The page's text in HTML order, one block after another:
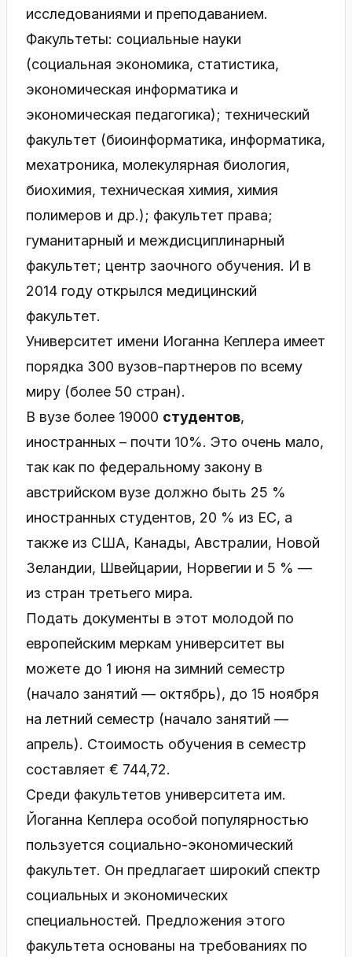
исследованиями и преподаванием.
Факультеты: социальные науки
(социальная экономика, статистика,
экономическая информатика и
экономическая педагогика); технический
факультет (биоинформатика, информатика,
мехатроника, молекулярная биология,
биохимия, техническая химия, химия
полимеров и др.); факультет права;
гуманитарный и междисциплинарный
факультет; центр заочного обучения. И в
2014 году открылся медицинский
факультет.
Университет имени Иоганна Кеплера имеет
порядка 300 вузов-партнеров по всему
миру (более 50 стран).
В вузе более 19000 студентов,
иностранных – почти 10%. Это очень мало,
так как по федеральному закону в
австрийском вузе должно быть 25 %
иностранных студентов, 20 % из ЕС, а
также из США, Канады, Австралии, Новой
Зеландии, Швейцарии, Норвегии и 5 % —
из стран третьего мира.
Подать документы в этот молодой по
европейским меркам университет вы
можете до 1 июня на зимний семестр
(начало занятий — октябрь), до 15 ноября
на летний семестр (начало занятий —
апрель). Стоимость обучения в семестр
составляет € 744,72.
Среди факультетов университета им.
Йоганна Кеплера особой популярностью
пользуется социально-экономический
факультет. Он предлагает широкий спектр
социальных и экономических
специальностей. Предложения этого
факультета основаны на требованиях по